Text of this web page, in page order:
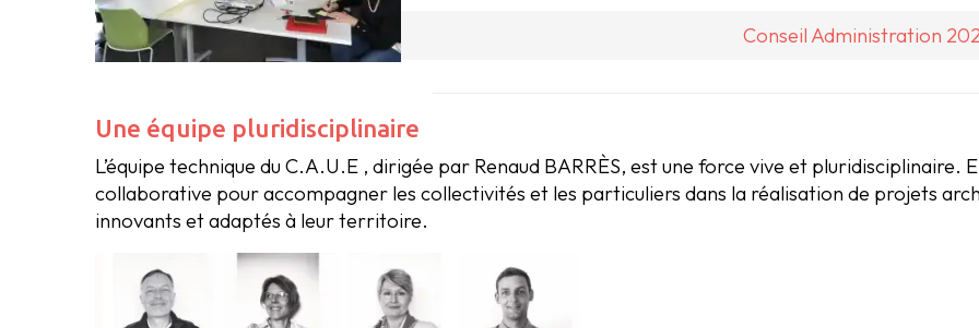
Conseil Administration
Une équipe pluridisciplinaire
L’équipe technique du C.A.U.E , dirigée par Renaud BARRÈS, est une force vive et
collaborative pour accompagner les collectivités et les particuliers dans la réalisation de projets
innovants et adaptés à leur territoire.